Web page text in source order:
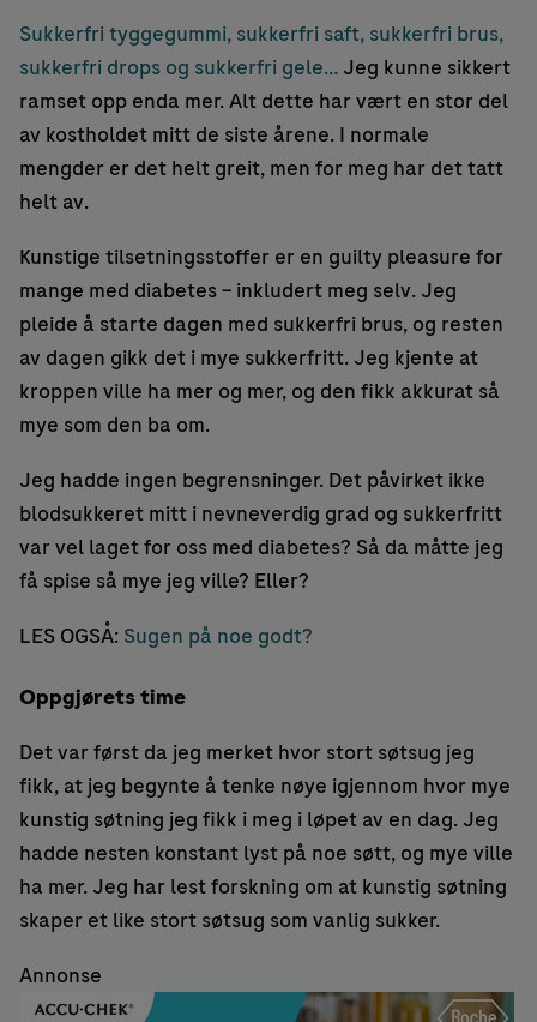
Sukkerfri tyggegummi, sukkerfri saft, sukkerfri brus,
sukkerfri drops og sukkerfri gele… Jeg kunne sikkert
ramset opp enda mer. Alt dette har vært en stor del
av kostholdet mitt de siste årene. I normale
mengder er det helt greit, men for meg har det tatt
helt av.
Kunstige tilsetningsstoffer er en guilty pleasure for
mange med diabetes – inkludert meg selv. Jeg
pleide å starte dagen med sukkerfri brus, og resten
av dagen gikk det i mye sukkerfritt. Jeg kjente at
kroppen ville ha mer og mer, og den fikk akkurat så
mye som den ba om.
Jeg hadde ingen begrensninger. Det påvirket ikke
blodsukkeret mitt i nevneverdig grad og sukkerfritt
var vel laget for oss med diabetes? Så da måtte jeg
få spise så mye jeg ville? Eller?
LES OGSÅ: Sugen på noe godt?
Oppgjørets time
Det var først da jeg merket hvor stort søtsug jeg
fikk, at jeg begynte å tenke nøye igjennom hvor mye
kunstig søtning jeg fikk i meg i løpet av en dag. Jeg
hadde nesten konstant lyst på noe søtt, og mye ville
ha mer. Jeg har lest forskning om at kunstig søtning
skaper et like stort søtsug som vanlig sukker.
Annonse